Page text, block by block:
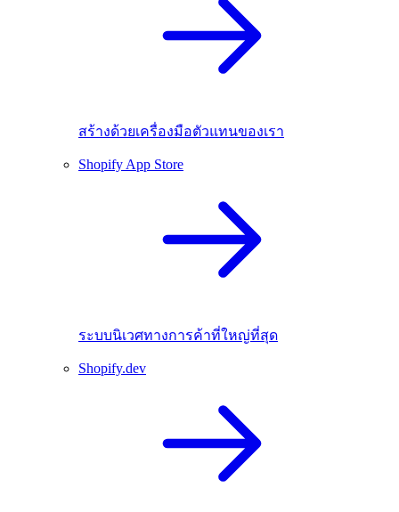
สร้างด้วยเครื่องมือตัวแทนของเรา
Shopify App Store
ระบบนิเวศทางการค้าที่ใหญ่ที่สุด
Shopify.dev